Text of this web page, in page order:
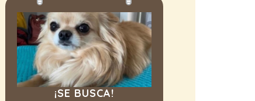
¡SE BUSCA!